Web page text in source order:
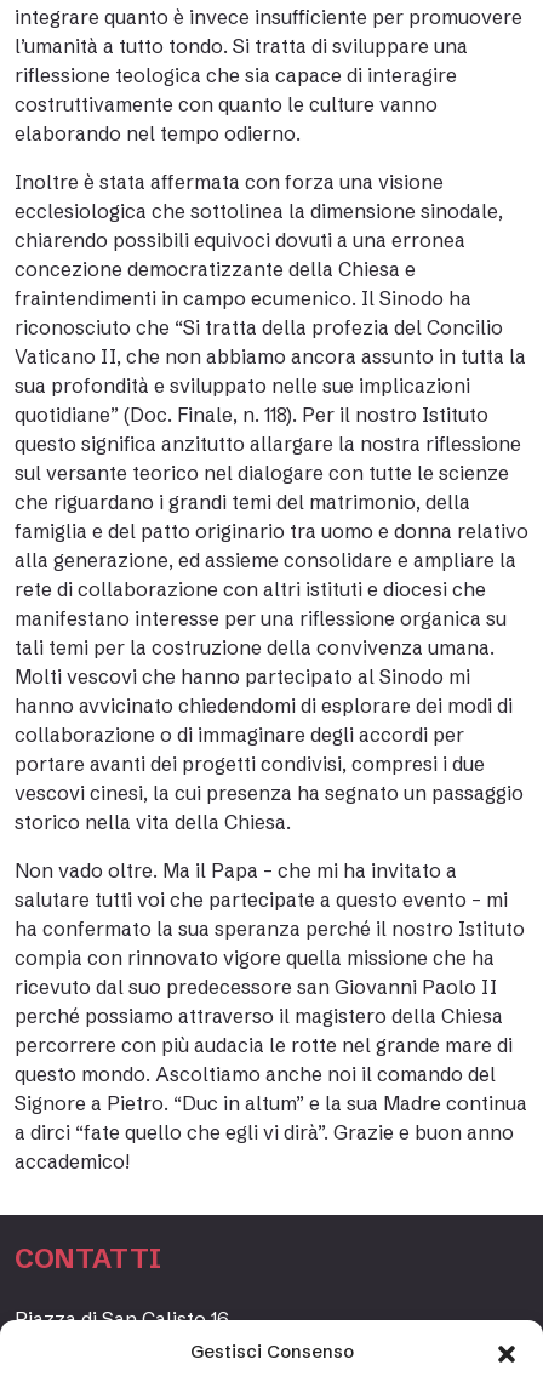
Gestisci Consenso
integrare quanto è invece insufficiente per promuovere
l’umanità a tutto tondo. Si tratta di sviluppare una
riflessione teologica che sia capace di interagire
costruttivamente con quanto le culture vanno
elaborando nel tempo odierno.
Inoltre è stata affermata con forza una visione
ecclesiologica che sottolinea la dimensione sinodale,
chiarendo possibili equivoci dovuti a una erronea
concezione democratizzante della Chiesa e
fraintendimenti in campo ecumenico. Il Sinodo ha
riconosciuto che “Si tratta della profezia del Concilio
Vaticano II, che non abbiamo ancora assunto in tutta la
sua profondità e sviluppato nelle sue implicazioni
quotidiane” (Doc. Finale, n. 118). Per il nostro Istituto
questo significa anzitutto allargare la nostra riflessione
sul versante teorico nel dialogare con tutte le scienze
che riguardano i grandi temi del matrimonio, della
famiglia e del patto originario tra uomo e donna relativo
alla generazione, ed assieme consolidare e ampliare la
rete di collaborazione con altri istituti e diocesi che
manifestano interesse per una riflessione organica su
tali temi per la costruzione della convivenza umana.
Molti vescovi che hanno partecipato al Sinodo mi
hanno avvicinato chiedendomi di esplorare dei modi di
collaborazione o di immaginare degli accordi per
portare avanti dei progetti condivisi, compresi i due
vescovi cinesi, la cui presenza ha segnato un passaggio
storico nella vita della Chiesa.
Non vado oltre. Ma il Papa – che mi ha invitato a
salutare tutti voi che partecipate a questo evento – mi
ha confermato la sua speranza perché il nostro Istituto
compia con rinnovato vigore quella missione che ha
ricevuto dal suo predecessore san Giovanni Paolo II
perché possiamo attraverso il magistero della Chiesa
percorrere con più audacia le rotte nel grande mare di
questo mondo. Ascoltiamo anche noi il comando del
Signore a Pietro. “Duc in altum” e la sua Madre continua
a dirci “fate quello che egli vi dirà”. Grazie e buon anno
accademico!
CONTATTI
Piazza di San Calisto 16,